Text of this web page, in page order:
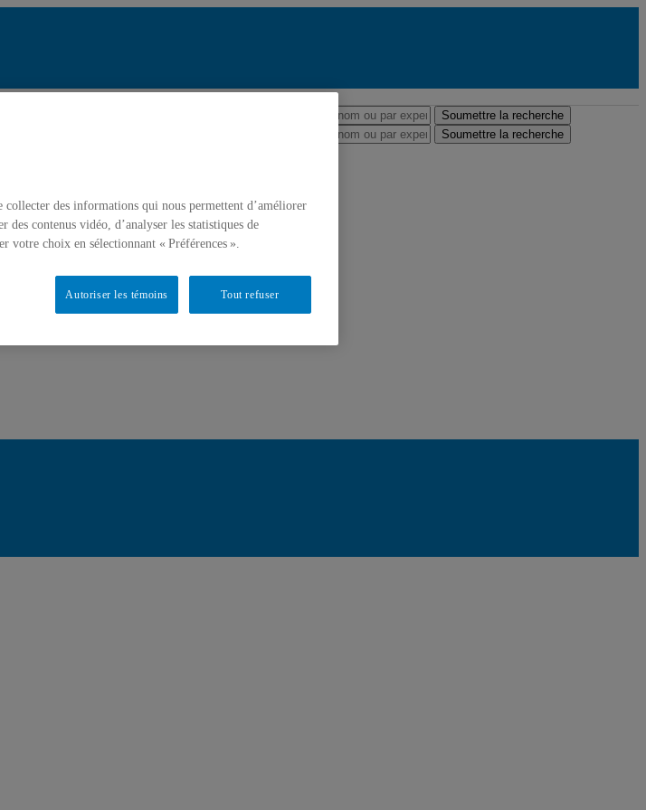
Répertoire des professeures et professeurs
Soumettre la recherche
Soumettre la recherche
des informations qui nous permettent d’améliorer
des contenus vidéo, d’analyser les statistiques de
votre choix en sélectionnant « Préférences ».
Tout refuser
Autoriser les témoins